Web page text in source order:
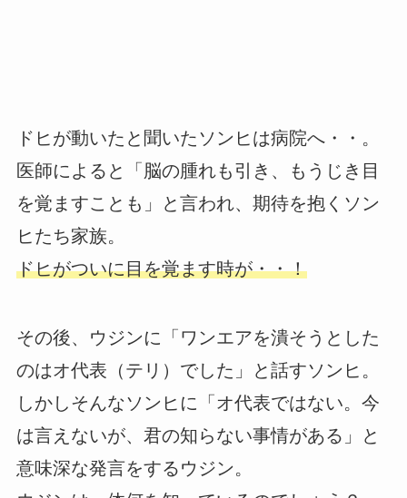
ドヒが動いたと聞いたソンヒは病院へ・・。
医師によると「脳の腫れも引き、もうじき目
を覚ますことも」と言われ、期待を抱くソン
ヒたち家族。
ドヒがついに目を覚ます時が・・！
その後、ウジンに「ワンエアを潰そうとした
のはオ代表（テリ）でした」と話すソンヒ。
しかしそんなソンヒに「オ代表ではない。今
は言えないが、君の知らない事情がある」と
意味深な発言をするウジン。